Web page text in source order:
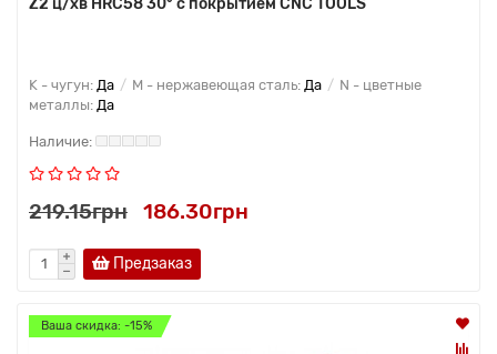
Z2 ц/хв HRC58 30° с покрытием CNC TOOLS
K - чугун: Да M - нержавеющая сталь: Да
N - цветные
металлы: Да
219.15грн 186.30грн
Предзаказ
Ваша скидка: -15%